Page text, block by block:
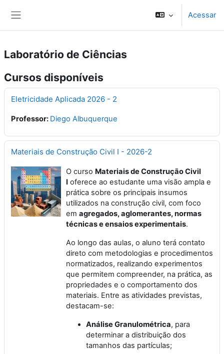
Acessar
Laboratório de Ciências
Cursos disponíveis
Eletricidade Aplicada 2026 - 2
Professor: Diego Albuquerque
Materiais de Construção Civil I - 2026-2
O curso Materiais de Construção Civil
Ioferece ao estudante uma visão ampla e
prática sobre os principais insumos
utilizados na construção civil, com foco
em agregados, aglomerantes, normas
técnicas e ensaios experimentais.
Ao longo das aulas, o aluno terá contato
direto com metodologias e procedimentos
normatizados, realizando experimentos
que permitem compreender, na prática, as
propriedades e o comportamento dos
materiais. Entre as atividades previstas,
destacam-se:
Análise Granulométrica, para
determinar a distribuição dos
tamanhos das partículas;